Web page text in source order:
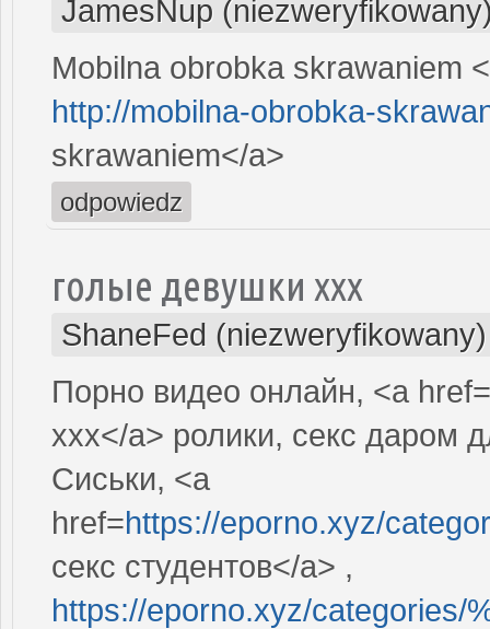
JamesNup
Mobilna obrobka skrawaniem
http://mobilna-obrobka-
skrawaniem</a>
odpowiedz
голые девушки ххх
ShaneFed (niezweryfikowany)
Порно видео онлайн, <a href=
xxx</a> ролики, секс даром
Сиськи, <a
href=https://eporno.xyz/
секс студентов</a> ,
https://eporno.xyz/categories/